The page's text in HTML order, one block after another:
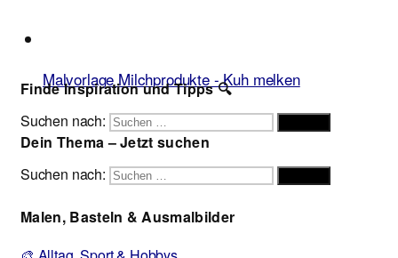
Malvorlage Milchprodukte - Kuh melken
Finde Inspiration und Tipps 🔍
Suchen nach:
Dein Thema – Jetzt suchen
Suchen nach:
Malen, Basteln & Ausmalbilder